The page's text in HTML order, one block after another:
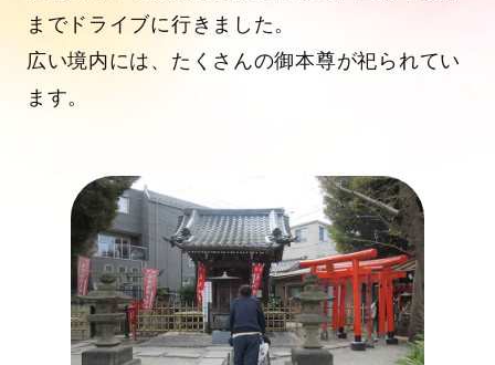
までドライブに行きました。
広い境内には、たくさんの御本尊が祀られてい
ます。